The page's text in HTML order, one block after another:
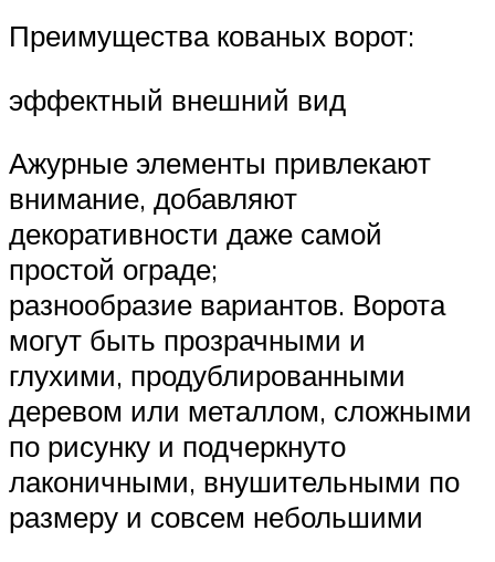
Преимущества кованых ворот:
эффектный внешний вид
Ажурные элементы привлекают
внимание, добавляют
декоративности даже самой
простой ограде;
разнообразие вариантов. Ворота
могут быть прозрачными и
глухими, продублированными
деревом или металлом, сложными
по рисунку и подчеркнуто
лаконичными, внушительными по
размеру и совсем небольшими